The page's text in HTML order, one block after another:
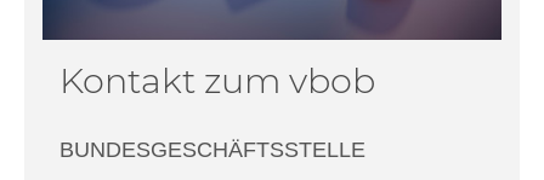
Kontakt zum vbob
BUNDESGESCHÄFTSSTELLE